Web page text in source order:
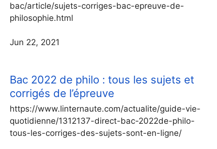
bac/article/sujets-corriges-bac-epreuve-de-
philosophie.html
Jun 22, 2021
Bac 2022 de philo : tous les sujets et
corrigés de l’épreuve
https://www.linternaute.com/actualite/guide-vie-
quotidienne/1312137-direct-bac-2022de-philo-
tous-les-corriges-des-sujets-sont-en-ligne/